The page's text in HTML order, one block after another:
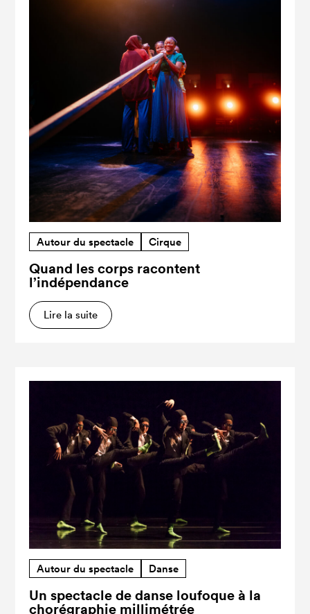
Autour du spectacle Cirque
Quand les corps racontent
l’indépendance
Lire la suite
Autour du spectacle Danse
Un spectacle de danse loufoque à la
chorégraphie millimétrée